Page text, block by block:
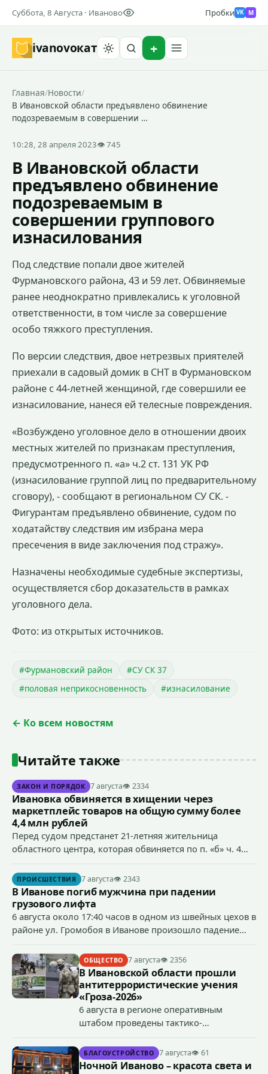
Суббота, 8 Августа · Иваново Пробки VK M
ivanovoкат
Главная/Новости/
В Ивановской области предъявлено обвинение
подозреваемым в совершении …
10:28, 28 апреля 2023👁 745
В Ивановской области
предъявлено обвинение
подозреваемым в
совершении группового
изнасилования
Под следствие попали двое жителей
Фурмановского района, 43 и 59 лет. Обвиняемые
ранее неоднократно привлекались к уголовной
ответственности, в том числе за совершение
особо тяжкого преступления.
По версии следствия, двое нетрезвых приятелей
приехали в садовый домик в СНТ в Фурмановском
районе с 44-летней женщиной, где совершили ее
изнасилование, нанеся ей телесные повреждения.
«Возбуждено уголовное дело в отношении двоих
местных жителей по признакам преступления,
предусмотренного п. «а» ч.2 ст. 131 УК РФ
(изнасилование группой лиц по предварительному
сговору), - сообщают в региональном СУ СК. -
Фигурантам предъявлено обвинение, судом по
ходатайству следствия им избрана мера
пресечения в виде заключения под стражу».
Назначены необходимые судебные экспертизы,
осуществляется сбор доказательств в рамках
уголовного дела.
Фото: из открытых источников.
#Фурмановский район
#СУ СК 37
#половая неприкосновенность
#изнасилование
← Ко всем новостям
Читайте также
ЗАКОН И ПОРЯДОК 7 августа👁 2334
Ивановка обвиняется в хищении через
маркетплейс товаров на общую сумму более
4,4 млн рублей
Перед судом предстанет 21-летняя жительница
областного центра, которая обвиняется по п. «б» ч. 4
сумму более 4,4 млн рублей через маркетплейс.
ПРОИСШЕСТВИЯ 7 августа👁 2343
В Иванове погиб мужчина при падении
грузового лифта
6 августа около 17:40 часов в одном из швейных цехов в
районе ул. Громобоя в Иванове произошло падение
ОБЩЕСТВО 7 августа👁 2356
В Ивановской области прошли
антитеррористические учения
«Гроза-2026»
6 августа в регионе оперативным
штабом проведены тактико-
террористического акта на объекте
органов государственной власти.
БЛАГОУСТРОЙСТВО 7 августа👁 61
Ночной Иваново – красота света и